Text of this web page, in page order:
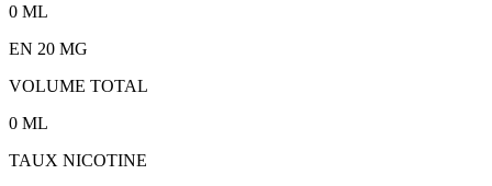
0 ML
EN 20 MG
VOLUME TOTAL
0 ML
TAUX NICOTINE